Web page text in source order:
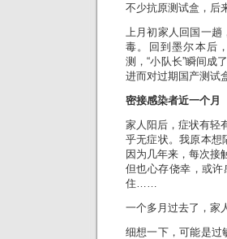
不少抗原测试盒，后
上月初家人回国一
毒。回到墨尔本后
测，“小队长”瞬间成
进而对过期国产测试
密接感染者近一个月
家人阳后，症状有轻
乎无症状。我原本想
因为几年来，每次接
但也心存侥幸，或
住……
一个多月过去了，家
细想一下，可能是过